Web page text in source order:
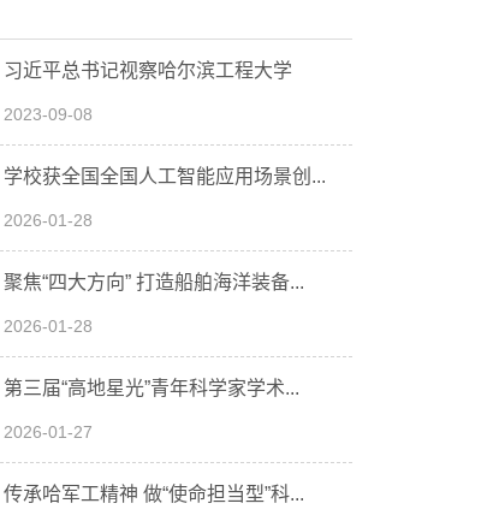
习近平总书记视察哈尔滨工程大学
2023-09-08
学校获全国全国人工智能应用场景创...
2026-01-28
聚焦“四大方向” 打造船舶海洋装备...
2026-01-28
第三届“高地星光”青年科学家学术...
2026-01-27
传承哈军工精神 做“使命担当型”科...